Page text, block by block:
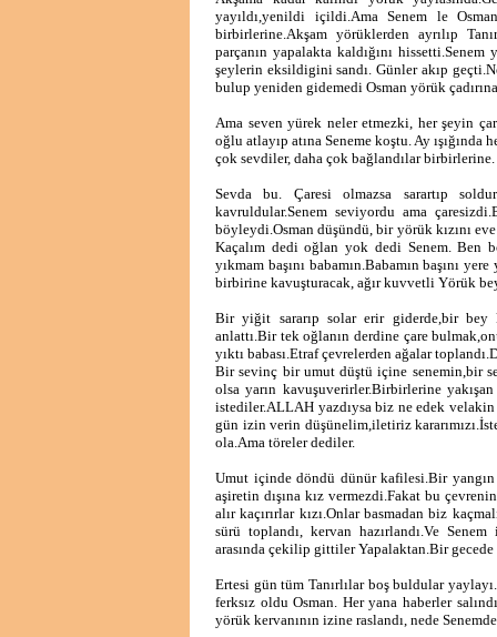
yayıldı,yenildi içildi.Ama Senem le
birbirlerine.Akşam yörüklerden ayrılıp
parçanın yapalakta kaldığını
şeylerin eksildigini sandı. Günler akıp
bulup yeniden gidemedi Osman yörük
Ama seven yürek neler etmezki, her şeyin
oğlu atlayıp atına Seneme koştu. Ay
çok sevdiler, daha çok bağlandılar birbirlerine.
Sevda bu. Çaresi olmazsa sarartıp
kavruldular.Senem seviyordu ama
böyleydi.Osman düşündü, bir yörük kızını
Kaçalım dedi oğlan yok dedi Senem. Ben
yıkmam başını babamın.Babamın başını
birbirine kavuşturacak, ağır kuvvetli Yörük
Bir yiğit sararıp solar erir giderde,bir bey
anlattı.Bir tek oğlanın derdine çare
yıktı babası.Etraf çevrelerden ağalar
Bir sevinç bir umut düştü içine senemin,bir
olsa yarın kavuşuverirler.Birbirlerine
istediler.ALLAH yazdıysa biz ne edek velakin
gün izin verin düşünelim,iletiriz
ola.Ama töreler dediler.
Umut içinde döndü dünür kafilesi.Bir
aşiretin dışına kız vermezdi.Fakat bu
alır kaçırırlar kızı.Onlar basmadan biz
sürü toplandı, kervan hazırlandı.Ve
arasında çekilip gittiler Yapalaktan.Bir
Ertesi gün tüm Tanırlılar boş buldular
ferksız oldu Osman. Her yana haberler
yörük kervanının izine raslandı, nede